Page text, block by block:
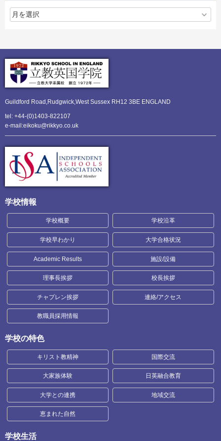
Guildford Road,Rudgwick,West Sussex RH12 3BE ENGLAND
tel: +44-(0)1403-822107
e-mail:eikoku@rikkyo.co.uk
学校情報
学校概要 学校沿革
学校早わかり 大学合格状況
Academic Results 施設/設備
理事長挨拶 校長挨拶
チャプレン挨拶 連絡/アクセス
教職員採用情報
学校の特色
キリスト教精神 国際交流
大家族体験 日英融合教育
大学との連携 地域交流
恵まれた自然
学校生活